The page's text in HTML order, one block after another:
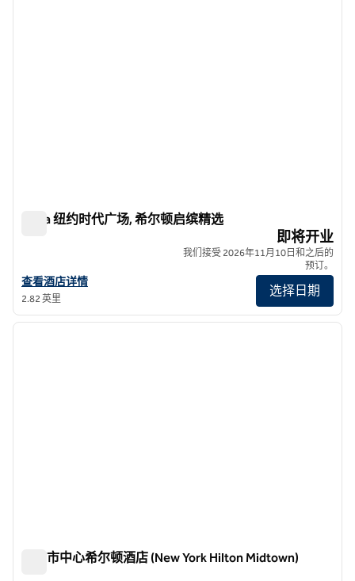
Ariya 纽约时代广场, 希尔顿启缤精选
查看希尔顿启缤精选酒店: Ariya New York Times Square
查看酒店详情
2.82 英里
即将开业
我们接受 2026年11月10日和之后的
预订。
选择日期
1/12
1/12
下一
纽约市中心希尔顿酒店 (New York Hilton Midtown)